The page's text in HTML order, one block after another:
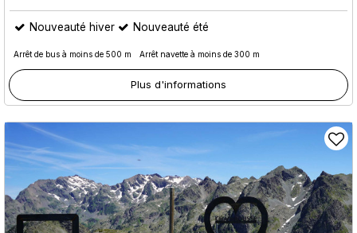
Nouveauté hiver Nouveauté été
Arrêt de bus à moins de 500 m Arrêt navette à moins de 300 m
Plus d'informations